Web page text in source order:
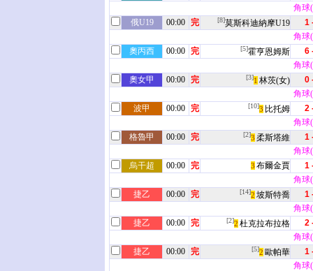
角球
俄U19
00:00 完 [8]莫斯科迪納摩U19
1
角球
奧丙西
00:00 完 [5]霍亨恩姆斯
6
角球
奧女甲
00:00 完 [3]1 林茨(女)
0
角球
波甲
00:00 完 [10]3 比托姆
2
角球
格魯甲
00:00 完 [2]3 柔斯塔維
1
角球
烏干超
00:00 完 3 布爾金賈
1
角球
捷乙
00:00 完 [14]2 坡斯特喬
1
角球
捷乙
00:00 完 [2]2 杜克拉布拉格
2
角球
捷乙
00:00 完 [5]2 歐帕華
1
角球